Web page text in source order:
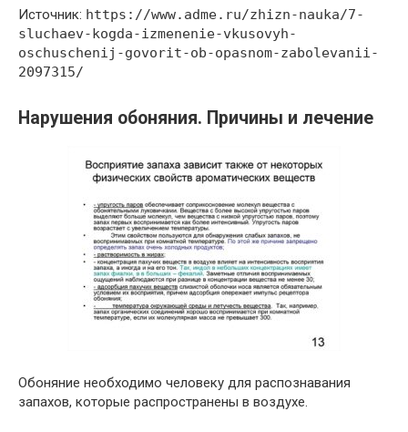
Источник: https://www.adme.ru/zhizn-nauka/7-
sluchaev-kogda-izmenenie-vkusovyh-
oschuschenij-govorit-ob-opasnom-zabolevanii-
2097315/
Нарушения обоняния. Причины и лечение
Обоняние необходимо человеку для распознавания
запахов, которые распространены в воздухе.